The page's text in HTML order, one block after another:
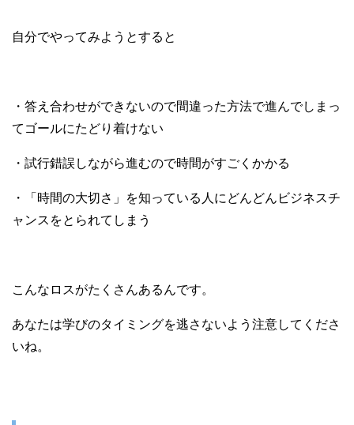
自分でやってみようとすると
・答え合わせができないので間違った方法で進んでしまっ
てゴールにたどり着けない
・試行錯誤しながら進むので時間がすごくかかる
・「時間の大切さ」を知っている人にどんどんビジネスチ
ャンスをとられてしまう
こんなロスがたくさんあるんです。
あなたは学びのタイミングを逃さないよう注意してくださ
いね。